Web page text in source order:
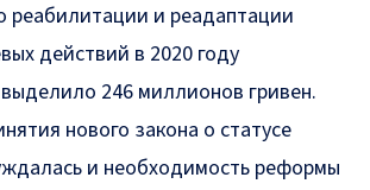
реабилитации и реадаптации
действий в 2020 году
246 миллионов гривен.
нового закона о статусе
и необходимость реформы